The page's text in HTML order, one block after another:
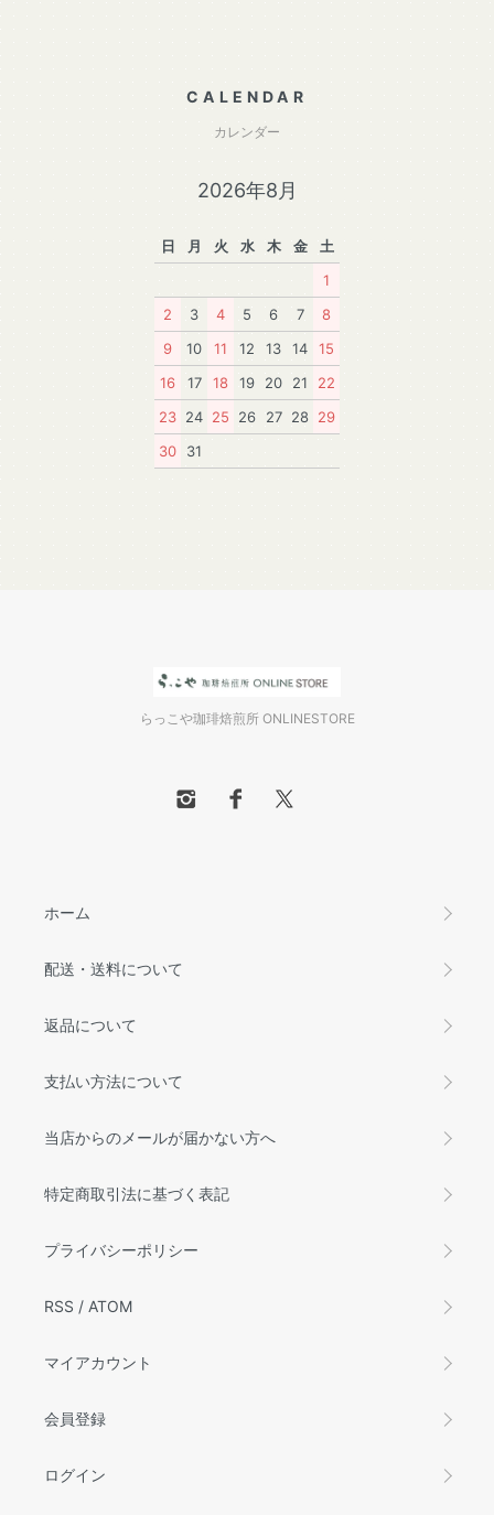
CALENDAR
カレンダー
2026年8月
日 月 火 水 木 金
土
1
2
3 4 5 6 7
8
9
10 11 12 13 14
15
16
17 18 19 20 21
22
23 24 25 26 27 28 29
30
31
らっこや珈琲焙煎所 ONLINESTORE
ホーム
配送・送料について
返品について
支払い方法について
当店からのメールが届かない方へ
特定商取引法に基づく表記
プライバシーポリシー
RSS / ATOM
マイアカウント
会員登録
ログイン